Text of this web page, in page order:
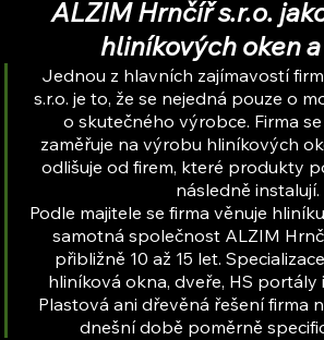
ALZIM Hrnčíř s.r.o.
hliníkových oken
Jednou z hlavních zajímavostí
s.r.o. je to, že se nejedná pouze o
o skutečného výrobce. Firma
zaměřuje na výrobu hliníkových
odlišuje od firem, které produkty
následně instalují.
Podle majitele se firma věnuje
samotná společnost ALZIM
přibližně 10 až 15 let.
hliníková okna, dveře, HS portály
Plastová ani dřevěná řešení firma
dnešní době poměrně